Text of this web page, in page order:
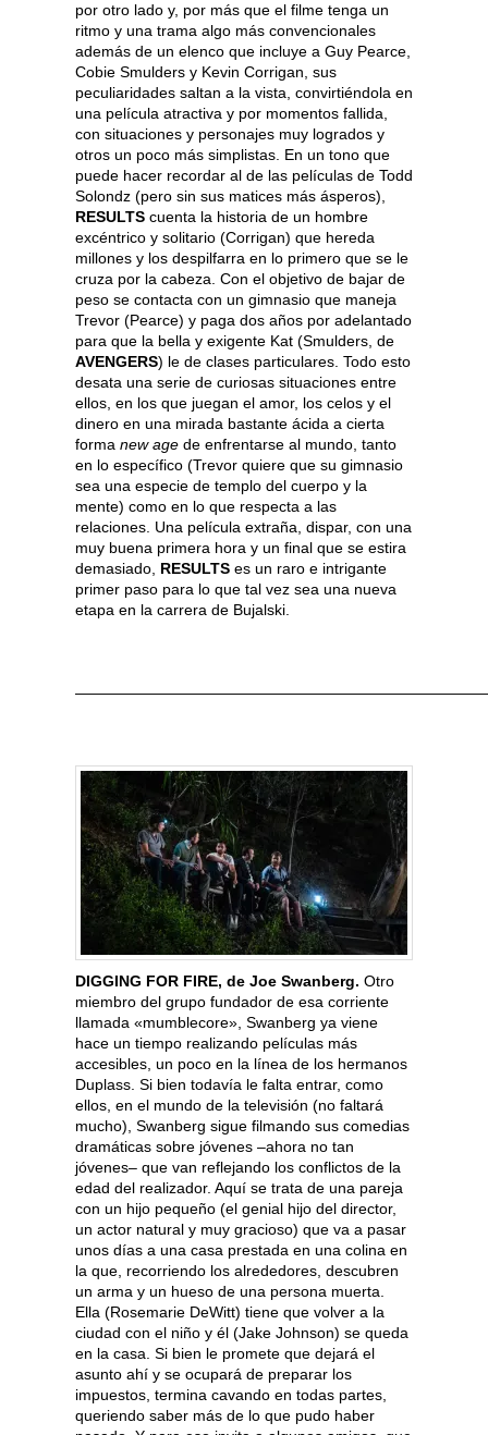
por otro lado y, por más que el filme tenga un
ritmo y una trama algo más convencionales
además de un elenco que incluye a Guy Pearce,
Cobie Smulders y Kevin Corrigan, sus
peculiaridades saltan a la vista, convirtiéndola en
una película atractiva y por momentos fallida,
con situaciones y personajes muy logrados y
otros un poco más simplistas. En un tono que
puede hacer recordar al de las películas de Todd
Solondz (pero sin sus matices más ásperos),
RESULTS cuenta la historia de un hombre
excéntrico y solitario (Corrigan) que hereda
millones y los despilfarra en lo primero que se le
cruza por la cabeza. Con el objetivo de bajar de
peso se contacta con un gimnasio que maneja
Trevor (Pearce) y paga dos años por adelantado
para que la bella y exigente Kat (Smulders, de
AVENGERS) le de clases particulares. Todo esto
desata una serie de curiosas situaciones entre
ellos, en los que juegan el amor, los celos y el
dinero en una mirada bastante ácida a cierta
forma new age de enfrentarse al mundo, tanto
en lo específico (Trevor quiere que su gimnasio
sea una especie de templo del cuerpo y la
mente) como en lo que respecta a las
relaciones. Una película extraña, dispar, con una
muy buena primera hora y un final que se estira
demasiado, RESULTS es un raro e intrigante
primer paso para lo que tal vez sea una nueva
etapa en la carrera de Bujalski.
DIGGING FOR FIRE, de Joe Swanberg. Otro
miembro del grupo fundador de esa corriente
llamada «mumblecore», Swanberg ya viene
hace un tiempo realizando películas más
accesibles, un poco en la línea de los hermanos
Duplass. Si bien todavía le falta entrar, como
ellos, en el mundo de la televisión (no faltará
mucho), Swanberg sigue filmando sus comedias
dramáticas sobre jóvenes –ahora no tan
jóvenes– que van reflejando los conflictos de la
edad del realizador. Aquí se trata de una pareja
con un hijo pequeño (el genial hijo del director,
un actor natural y muy gracioso) que va a pasar
unos días a una casa prestada en una colina en
la que, recorriendo los alrededores, descubren
un arma y un hueso de una persona muerta.
Ella (Rosemarie DeWitt) tiene que volver a la
ciudad con el niño y él (Jake Johnson) se queda
en la casa. Si bien le promete que dejará el
asunto ahí y se ocupará de preparar los
impuestos, termina cavando en todas partes,
queriendo saber más de lo que pudo haber